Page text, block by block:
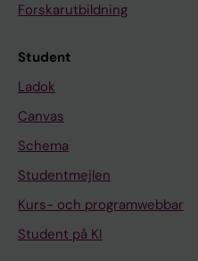
Forskarutbildning
Student
Ladok
Canvas
Schema
Studentmejlen
Kurs- och programwebbar
Student på KI